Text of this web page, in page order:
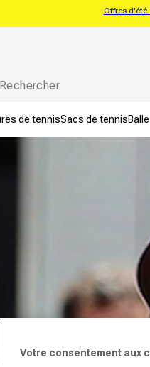
Offres
de tennisSacs de tennis
Votre consentement aux